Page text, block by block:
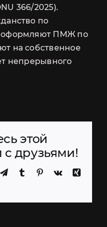
366/2025).
по
оформляют ПМЖ по
на собственное
непрерывного
этой
друзьями!
TelegramTumblr Pinterest
Vk
Xing
USD
РАНТЬЕ
на
вопросы по
или в WhatsApp.